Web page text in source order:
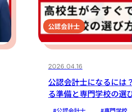
公認会計士
2026.04.16
公認会計士になるには
る準備と専門学校の選